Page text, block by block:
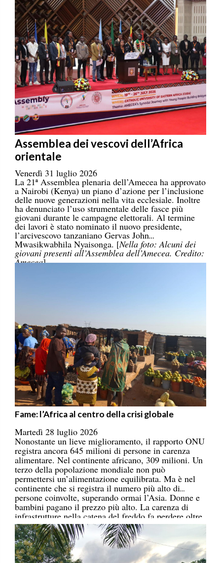
Assemblea dei vescovi dell’Africa
orientale
Venerdì 31 luglio 2026
La 21ª Assemblea plenaria dell’Amecea ha approvato
a Nairobi (Kenya) un piano d’azione per l’inclusione
delle nuove generazioni nella vita ecclesiale. Inoltre
ha denunciato l’uso strumentale delle fasce più
giovani durante le campagne elettorali. Al termine
dei lavori è stato nominato il nuovo presidente,
l’arcivescovo tanzaniano Gervas John
Mwasikwabhila Nyaisonga. [Nella foto: Alcuni dei
giovani presenti all’Assemblea dell’Amecea. Credito:
Amecea]
Fame: l’Africa al centro della crisi globale
Martedì 28 luglio 2026
Nonostante un lieve miglioramento, il rapporto ONU
registra ancora 645 milioni di persone in carenza
alimentare. Nel continente africano, 309 milioni. Un
terzo della popolazione mondiale non può
permettersi un’alimentazione equilibrata. Ma è nel
continente che si registra il numero più alto di
persone coinvolte, superando ormai l’Asia. Donne e
bambini pagano il prezzo più alto. La carenza di
infrastrutture nella catena del freddo fa perdere oltre
un terzo della produzione di frutta, verdura, pesce e
latticini.